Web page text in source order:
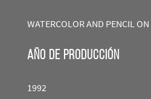
WATERCOLOR AND PENCIL
año de producción
1992